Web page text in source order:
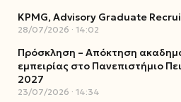
KPMG, Advisory Graduate
28/07/2026 14:02
Πρόσκληση – Απόκτηση
εμπειρίας στο Πανεπιστήμιο
2027
23/07/2026 14:34